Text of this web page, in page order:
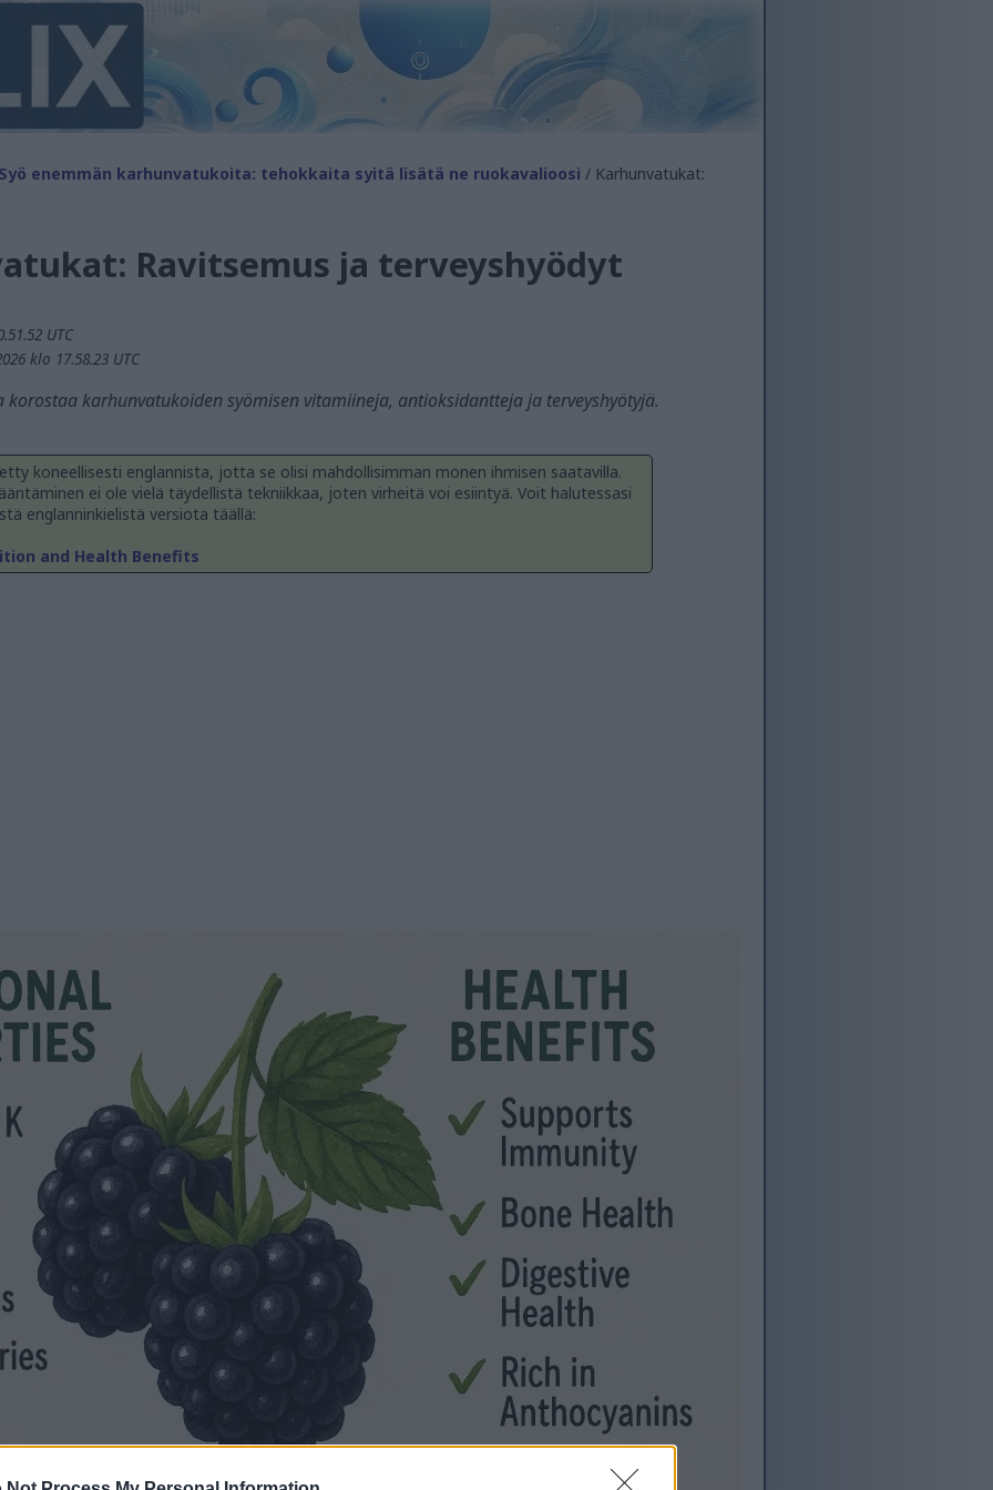
enemmän karhunvatukoita: tehokkaita syitä lisätä ne ruokavalioosi / Karhunvatukat:
Ravitsemus ja terveyshyödyt
UTC
klo 17.58.23 UTC
karhunvatukoiden syömisen vitamiineja, antioksidantteja ja terveyshyötyjä.
koneellisesti englannista, jotta se olisi mahdollisimman monen ihmisen saatavilla.
ei ole vielä täydellistä tekniikkaa, joten virheitä voi esiintyä. Voit halutessasi
englanninkielistä versiota täällä:
and Health Benefits